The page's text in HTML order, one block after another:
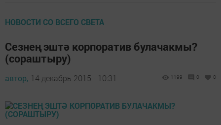
НОВОСТИ СО ВСЕГО СВЕТА
Сезнең эштә корпоратив булачакмы?
(сораштыру)
автор, 14 декабрь 2015 - 10:31 1199 0 0